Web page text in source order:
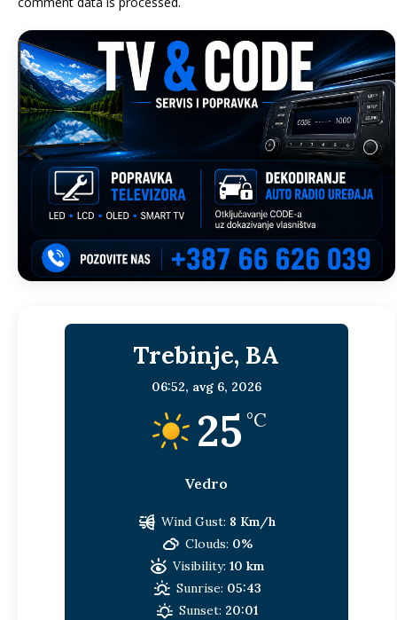
Trebinje, BA
06:52, avg 6, 2026
25 °C
Vedro
Wind Gust: 8 Km/h
Clouds: 0%
Visibility: 10 km
Sunrise: 05:43
Sunset: 20:01